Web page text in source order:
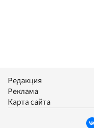
Редакция
Реклама
Карта сайта